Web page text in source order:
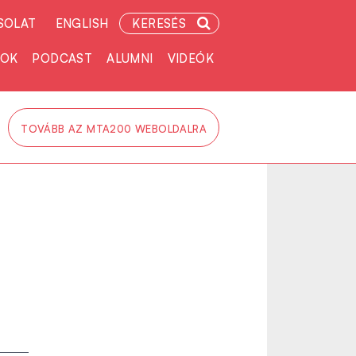
ENGLISH KERESÉS
PODCAST ALUMNI VIDEÓK
TOVÁBB AZ MTA200 WEBOLDALRA